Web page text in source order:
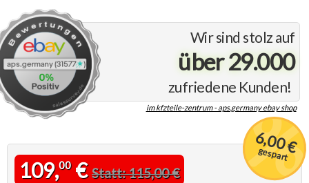
Wir sind stolz auf
über 29.000
zufriedene Kunden!
im kfzteile-zentrum - aps.germany ebay shop
6,00 €
gespart
109,00€Statt: 115,00 €